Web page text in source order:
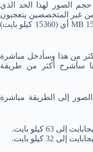
الصور لهذا الحد الذي
غير المتخصصين يتعجبون
قائلين: كيف يمكن تقليل حجم الصور من 15 MB أي (15360 كيلو بايت)
من هذا وسأدخل مباشرة
سأشرح أكثر من طريقة
إلى الطريقة مباشرة